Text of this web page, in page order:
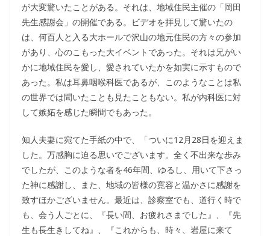
が大変驚いたことがある。それは、地域住民主催の「岡田
先生感謝会」の開催である。ビデオを拝見して驚いたの
は、何百人と入る大ホールで沢山の地元住民の方々の参加
があり、心のこもった大イベントであった。それは兄がい
かに地域住民を愛し、愛されていたかを如実に示すもので
あった。私は耳鼻咽喉科医であるが、このようなことは私
の世界では聞いたことも見たこともない。私が内科医に対
して嫉妬を感じた瞬間でもあった。
知人夫妻に宛てた手紙の中で、「ついに12月28日を迎えま
した。万感胸に迫る思いでございます。全く不出来な歩み
でしたが、このような者を46年間、ゆるし、用いて下さっ
た神に感謝し、また、地域の皆様の寛容と温かさに感謝を
致すほかございません。最近は、診察室でも、道行く時で
も、会う人ごとに、『長い間、お疲れさまでした』、『先
生も長生きしてね』、『これからも、時々、岩屋に来て